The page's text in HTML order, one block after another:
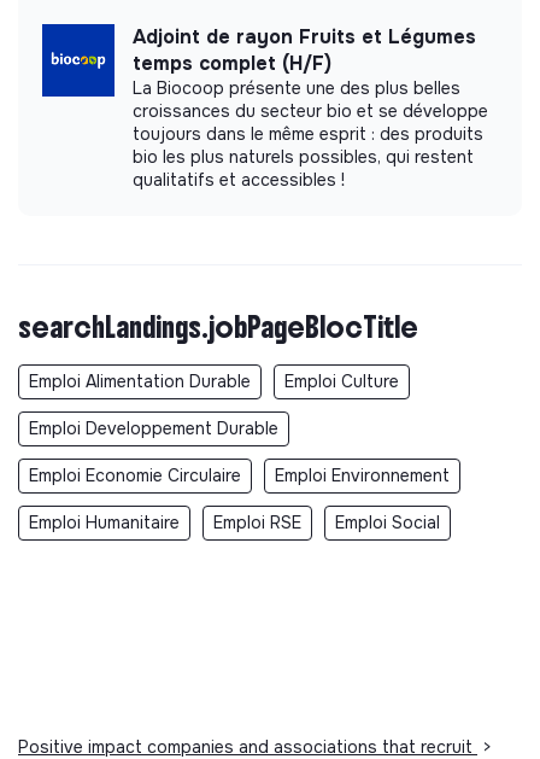
Adjoint de rayon Fruits et Légumes
temps complet (H/F)
La Biocoop présente une des plus belles
croissances du secteur bio et se développe
toujours dans le même esprit : des produits
bio les plus naturels possibles, qui restent
qualitatifs et accessibles !
searchLandings.jobPageBlocTitle
Emploi Alimentation Durable Emploi Culture
Emploi Developpement Durable
Emploi Economie Circulaire Emploi Environnement
Emploi Humanitaire Emploi RSE Emploi Social
Positive impact companies and associations that recruit
>